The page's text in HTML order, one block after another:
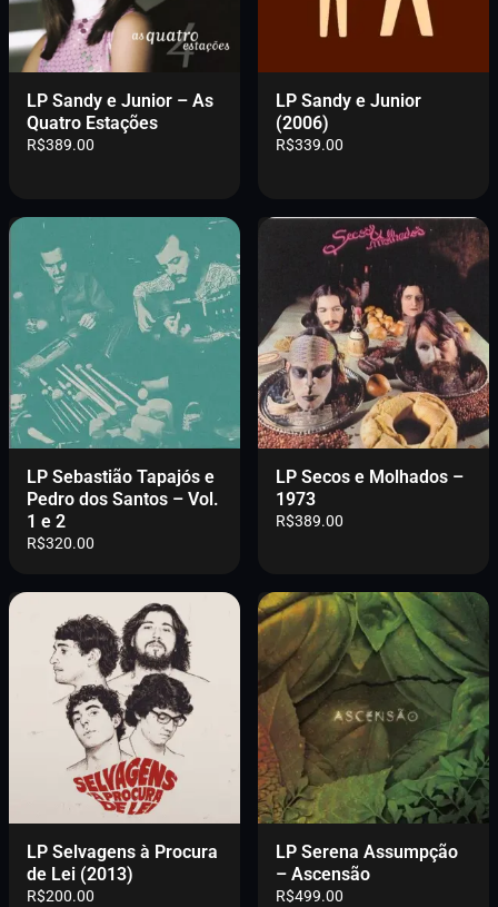
LP Sandy e Junior – As
Quatro Estações
R$389.00
LP Sandy e Junior
(2006)
R$339.00
LP Sebastião Tapajós e
Pedro dos Santos – Vol.
1 e 2
R$320.00
LP Secos e Molhados –
1973
R$389.00
LP Selvagens à Procura
de Lei (2013)
R$200.00
LP Serena Assumpção
– Ascensão
R$499.00